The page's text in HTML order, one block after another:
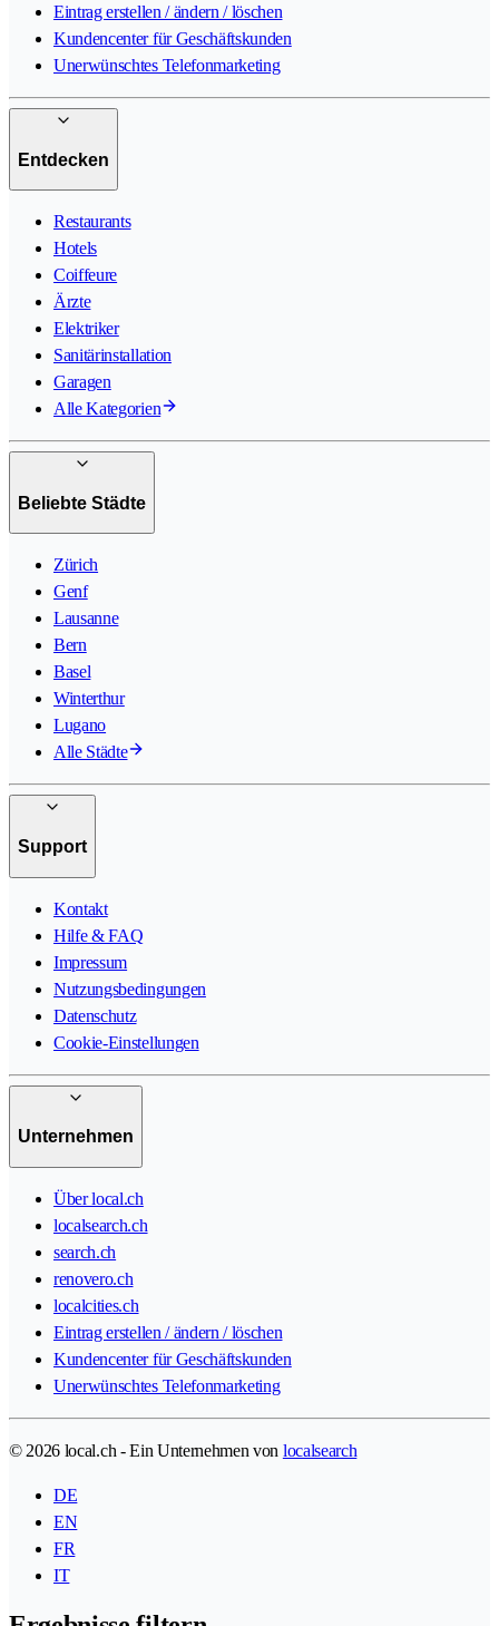
Eintrag erstellen / ändern / löschen
Kundencenter für Geschäftskunden
Unerwünschtes Telefonmarketing
Entdecken
Restaurants
Hotels
Coiffeure
Ärzte
Elektriker
Sanitärinstallation
Garagen
Alle Kategorien
Beliebte Städte
Zürich
Genf
Lausanne
Bern
Basel
Winterthur
Lugano
Alle Städte
Support
Kontakt
Hilfe & FAQ
Impressum
Nutzungsbedingungen
Datenschutz
Cookie-Einstellungen
Unternehmen
Über local.ch
localsearch.ch
search.ch
renovero.ch
localcities.ch
Eintrag erstellen / ändern / löschen
Kundencenter für Geschäftskunden
Unerwünschtes Telefonmarketing
© 2026 local.ch - Ein Unternehmen von localsearch
DE
EN
FR
IT